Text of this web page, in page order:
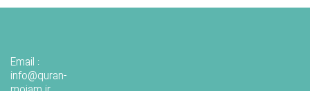
Email :
info@quran-